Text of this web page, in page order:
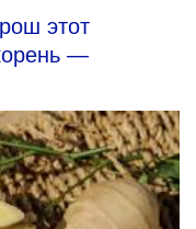
этот
—